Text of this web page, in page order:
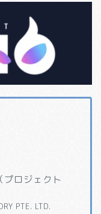
プロジェクト
PTE. LTD.